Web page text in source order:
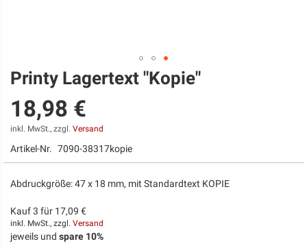
Zum
der
Bildgalerie
springen
Printy Lagertext "Kopie"
18,98 €
inkl. MwSt., zzgl. Versand
Artikel-Nr. 7090-38317kopie
Abdruckgröße: 47 x 18 mm, mit Standardtext KOPIE
Kauf 3 für 17,09 €
inkl. MwSt., zzgl. Versand
jeweils und spare 10%